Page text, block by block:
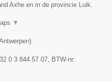
Axhe en in de provincie Luik.
▼
)
0 3 844 57 07 , BTW-nr: